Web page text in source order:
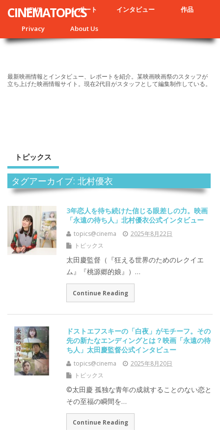
NEWS レポート インタビュー 作品
Privacy About Us
CINEMATOPICS
最新映画情報とインタビュー、レポートを紹介。某映画映画祭のスタッフが
立ち上げた映画情報サイト。現在2代目がスタッフとして編集制作している。
トピックス
タグアーカイブ: 北村優衣
3年恋人を待ち続けた信じる眼差しの力。映画
「永遠の待ち人」北村優衣公式インタビュー
topics@cinema
2025年8月22日
トピックス
太田慶監督（『狂える世界のためのレクイエ
ム』『桃源郷的娘』）…
Continue Reading
ドストエフスキーの「白夜」がモチーフ。その
先の新たなエンディングとは？映画「永遠の待
ち人」太田慶監督公式インタビュー
topics@cinema
2025年8月20日
トピックス
©太田慶 孤独な青年の成就することのない恋と
その至福の瞬間を…
Continue Reading